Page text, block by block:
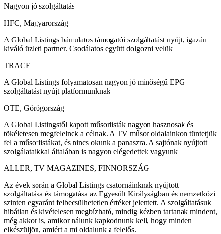
Nagyon jó szolgáltatás
HFC, Magyarország
A Global Listings bámulatos támogatói szolgáltatást nyújt, igazán
kiváló üzleti partner. Csodálatos együtt dolgozni velük
TRACE
A Global Listings folyamatosan nagyon jó minőségű EPG
szolgáltatást nyújt platformunknak
OTE, Görögország
A Global Listingstől kapott műsorlisták nagyon hasznosak és
tökéletesen megfelelnek a célnak. A TV műsor oldalainkon tüntetjük
fel a műsorlistákat, és nincs okunk a panaszra. A sajtónak nyújtott
szolgálataikkal általában is nagyon elégedettek vagyunk
ALLER, TV MAGAZINES, FINNORSZÁG
Az évek során a Global Listings csatornáinknak nyújtott
szolgáltatása és támogatása az Egyesült Királyságban és nemzetközi
szinten egyaránt felbecsülhetetlen értéket jelentett. A szolgáltatásuk
hibátlan és kivételesen megbízható, mindig kézben tartanak mindent,
még akkor is, amikor nálunk kapkodnunk kell, hogy minden
elkészüljön, amiért a mi oldalunk a felelős.